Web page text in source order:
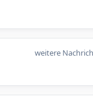
weitere